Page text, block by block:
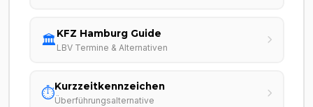
🏛️KFZ Hamburg Guide
LBV Termine & Alternativen
⏱️Kurzzeitkennzeichen
Überführungsalternative